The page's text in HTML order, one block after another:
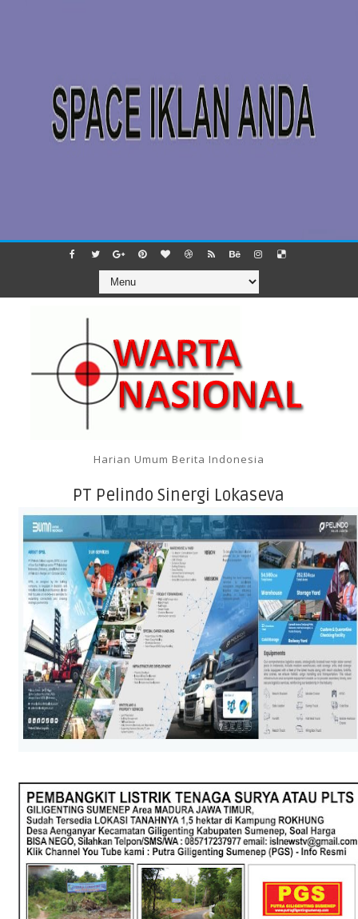
Harian Umum Berita Indonesia
PT Pelindo Sinergi Lokaseva